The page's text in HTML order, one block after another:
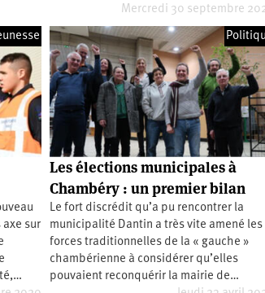
Europe
Moyen-
Orient
Océanie
Mercredi 30 septembre
sur
Les élections municipales à
Chambéry : un premier bilan
Le fort discrédit qu’a pu rencontrer la
municipalité Dantin a très vite amené les
forces traditionnelles de la « gauche »
chambérienne à considérer qu’elles
pouvaient reconquérir la mairie de…